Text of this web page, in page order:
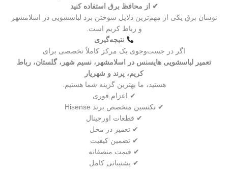
✔ از محافظ برق استفاده کنید
نوسان برق یکی از مهم‌ترین دلایل سوختن برد لباسشویی در اسلامشهر
و رباط کریم است.
نتیجه‌گیری
اگر در جست‌وجوی یک مرکز کاملاً تخصصی برای
تعمیر لباسشویی هایسنس در اسلامشهر، نسیم شهر، گلستان، رباط
کریم، پرند و شهریار
هستید، ما بهترین گزینه شما هستیم.
✔ اعزام فوری
✔ تکنسین متخصص برند Hisense
✔ قطعات اورجینال
✔ تعمیر در محل
✔ تضمین کیفیت
✔ قیمت منصفانه
✔ پشتیبانی کامل